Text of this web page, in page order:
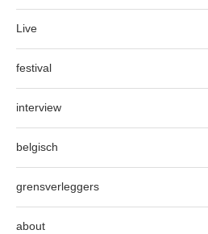
Live
festival
interview
belgisch
grensverleggers
about